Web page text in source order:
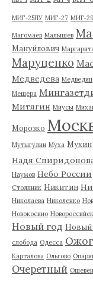
МИГ-25ПУ МИГ-27 МИГ-29
Магомаев Малышев
Мануйлович
Маруценко
Медведева
Мещера
Митягин Миусы
Морозко
Мутыгулин Муха Мухин
Надя
Наумов Небо России
Столпник Никитин
Николаева Николенко
Новокосино Новороссийск
Новый год Новый
слобода Одесса
Карталова Ольгово
Очеретный